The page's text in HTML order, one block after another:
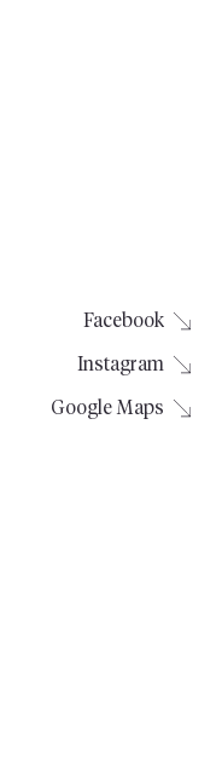
Facebook
Instagram
Google Maps